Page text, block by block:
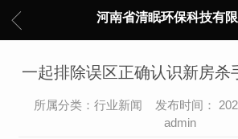
河南省清眠环保科技有限
一起排除误区正确认识新房杀
所属分类：行业新闻 发布时间：
admin